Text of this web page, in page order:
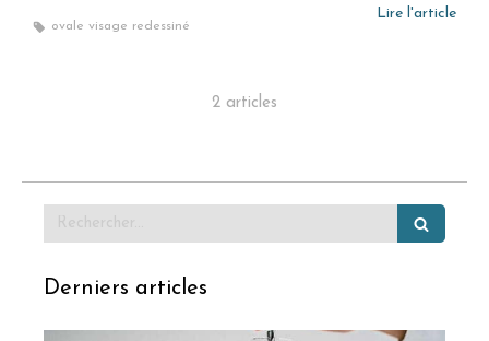
Lire l'article
ovale visage redessiné
2 articles
Derniers articles